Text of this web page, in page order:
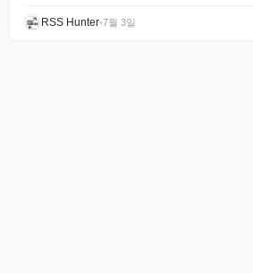
RSS Hunter•7월 3일